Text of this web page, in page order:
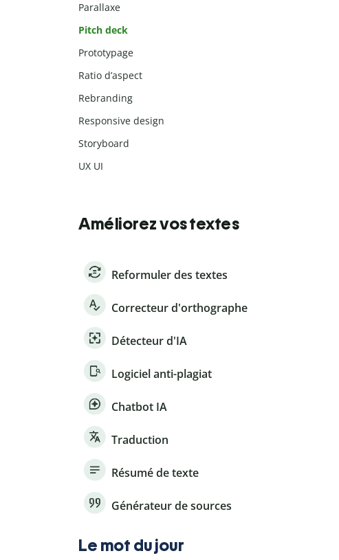
Parallaxe
Pitch deck
Prototypage
Ratio d’aspect
Rebranding
Responsive design
Storyboard
UX UI
Améliorez vos textes
Reformuler des textes
Correcteur d'orthographe
Détecteur d'IA
Logiciel anti-plagiat
Chatbot IA
Traduction
Résumé de texte
Générateur de sources
Le mot du jour